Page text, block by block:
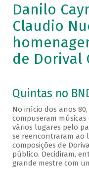
Danilo
Claudio
de Dorival
Quintas no
No início dos anos
compuseram
vários lugares pelo
se reencontraram ao
composições de
público. Decidiram,
grande mestre com